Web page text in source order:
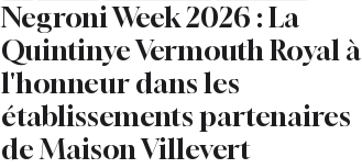
Negroni Week 2026 : La
Quintinye Vermouth Royal à
l'honneur dans les
établissements partenaires
de Maison Villevert